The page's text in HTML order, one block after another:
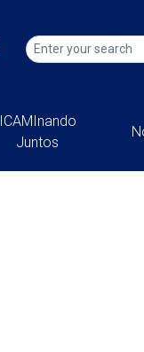
ICAMInando
Juntos